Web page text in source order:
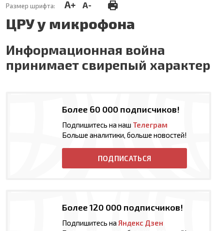
Размер шрифта: A+ A-
ЦРУ у микрофона
Информационная война
принимает свирепый характер
Более 60 000 подписчиков!
Подпишитесь на наш Телеграм
Больше аналитики, больше новостей!
ПОДПИСАТЬСЯ
Более 120 000 подписчиков!
Подпишитесь на Яндекс Дзен